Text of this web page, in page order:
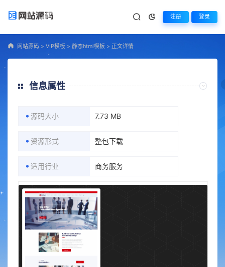
注册 登录
网站源码 > VIP模板 > 静态html模板 > 正文详情
信息属性
源码大小 7.73 MB
资源形式 整包下载
适用行业 商务服务